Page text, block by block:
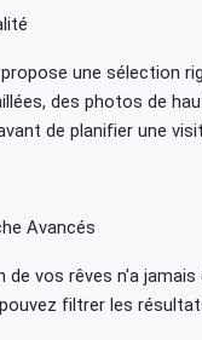
une sélection
des photos de
de planifier une
Avancés
de vos rêves n'a
filtrer les